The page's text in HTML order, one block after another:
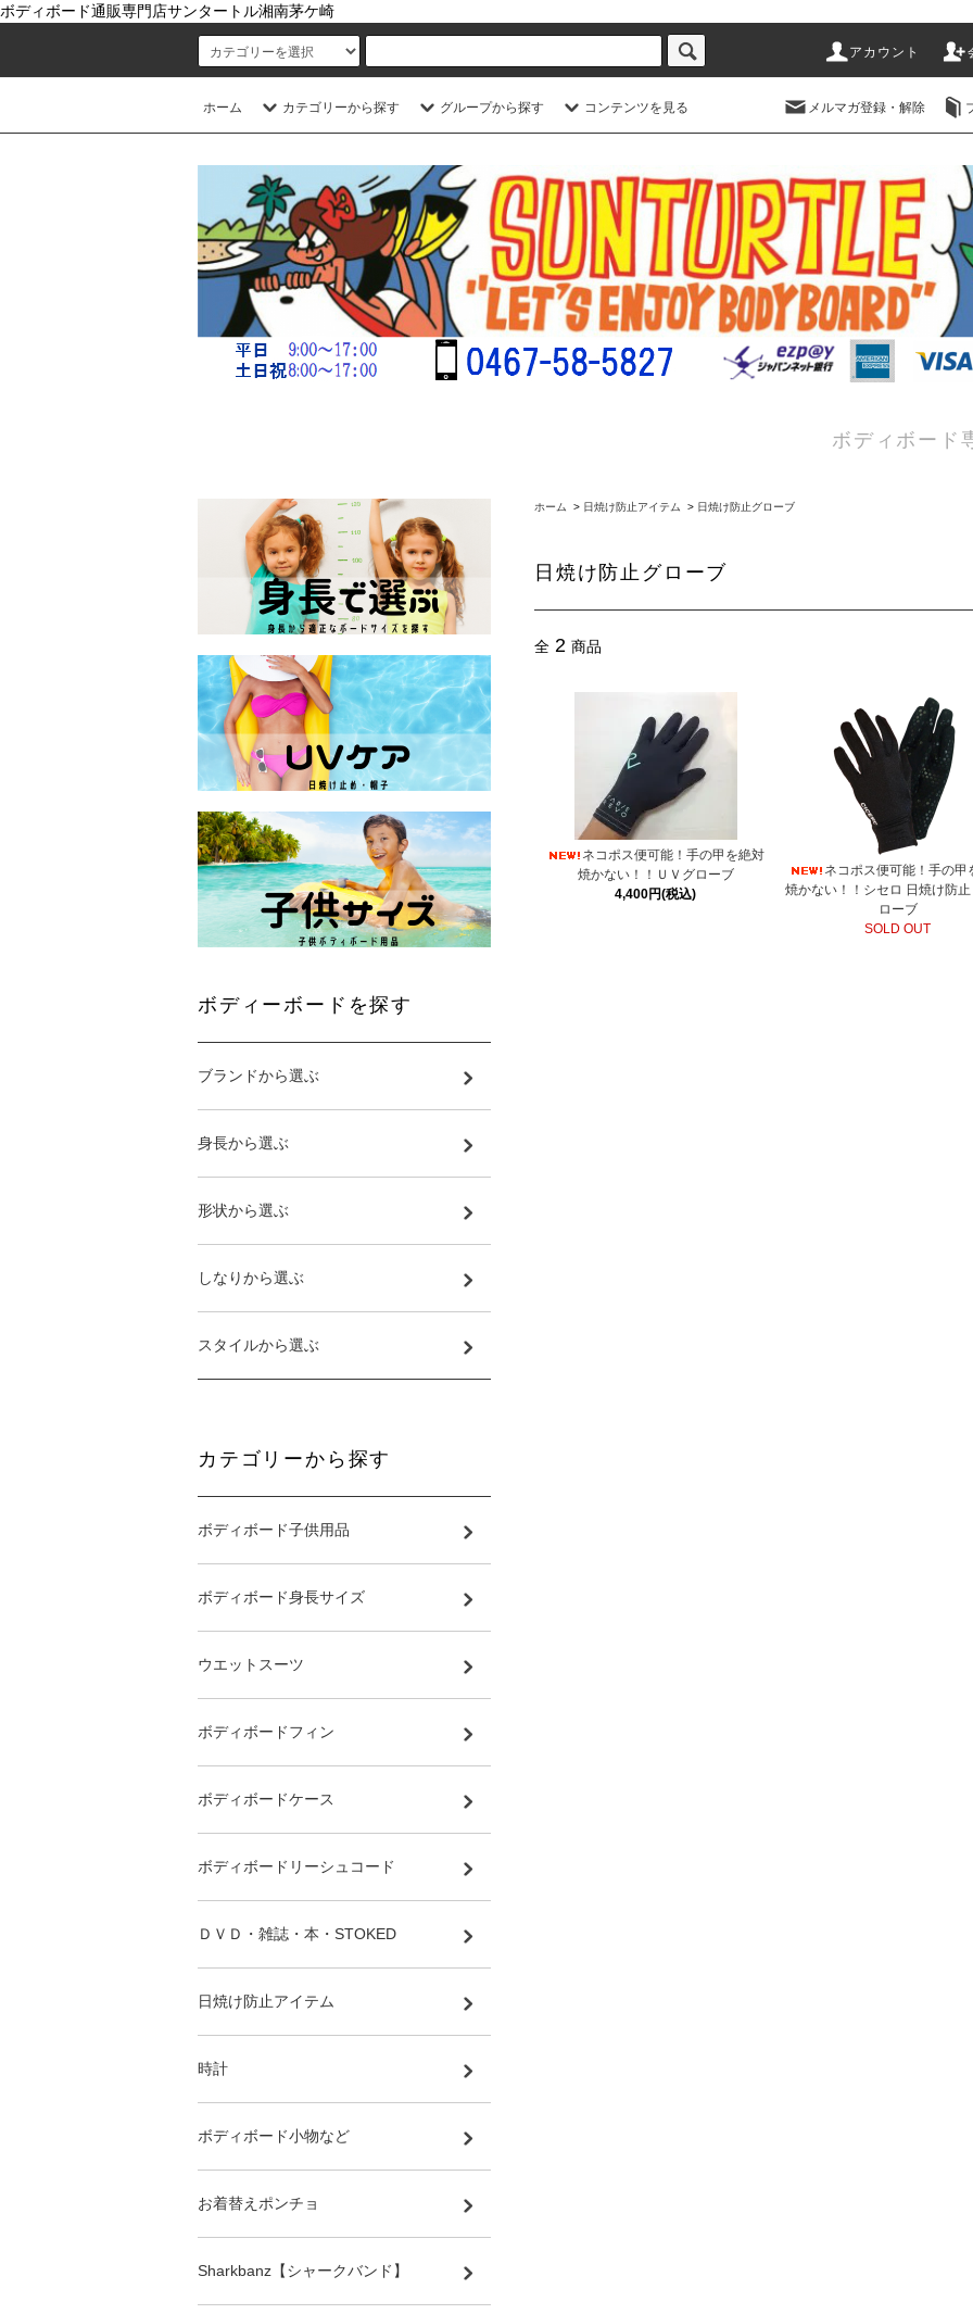
ボディボード通販専門店サンタートル湘南茅ケ崎
アカウント
ホーム カテゴリーから探す グループから探す コンテンツを見る メルマガ登録・解除
ボディボード
ホーム > 日焼け防止アイテム > 日焼け防止グローブ
日焼け防止グローブ
全 2 商品
ネコポス便可能！手の甲を絶対
焼かない！！ＵＶグローブ
4,400円(税込)
ネコポス便可能！手の甲
焼かない！！シセロ 日焼け防
ローブ
SOLD OUT
ボディーボードを探す
ブランドから選ぶ
身長から選ぶ
形状から選ぶ
しなりから選ぶ
スタイルから選ぶ
カテゴリーから探す
ボディボード子供用品
ボディボード身長サイズ
ウエットスーツ
ボディボードフィン
ボディボードケース
ボディボードリーシュコード
ＤＶＤ・雑誌・本・STOKED
日焼け防止アイテム
時計
ボディボード小物など
お着替えポンチョ
Sharkbanz【シャークバンド】